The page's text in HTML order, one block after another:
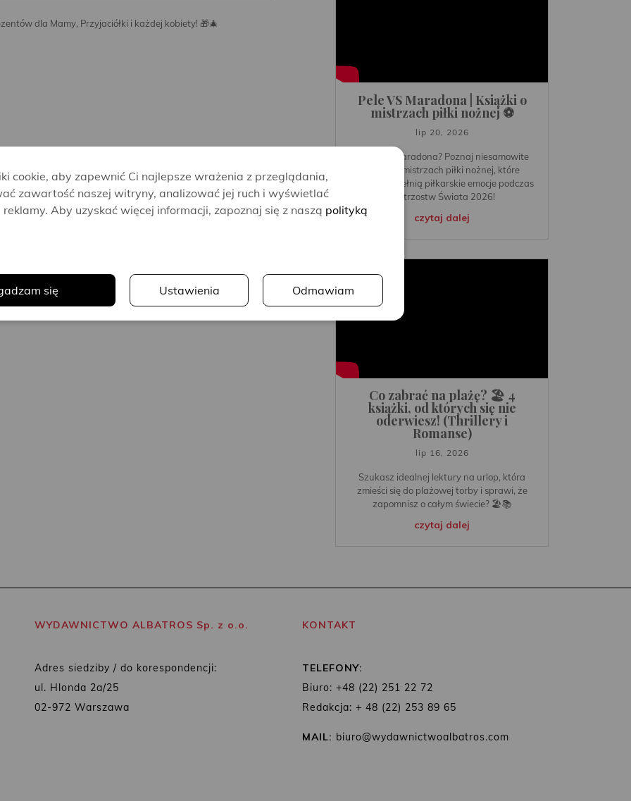
dla Mamy, Przyjaciółki i każdej kobiety! 🎁🎄
Pele VS Maradona | Książki o
mistrzach piłki nożnej ⚽️
lip 20, 2026
⚽️Pele vs Maradona? Poznaj niesamowite
książki o mistrzach piłki nożnej, które
idealnie dopełnią piłkarskie emocje podczas
Mistrzostw Świata 2026!
czytaj dalej
Co zabrać na plażę? 🏖️ 4
książki, od których się nie
oderwiesz! (Thrillery i
Romanse)
lip 16, 2026
Szukasz idealnej lektury na urlop, która
zmieści się do plażowej torby i sprawi, że
zapomnisz o całym świecie? 🏖️📚
czytaj dalej
WYDAWNICTWO ALBATROS Sp. z o.o.
Adres siedziby / do korespondencji:
ul. Hlonda 2a/25
02-972 Warszawa
KONTAKT
TELEFONY:
Biuro: +48 (22) 251 22 72
Redakcja: + 48 (22) 253 89 65
MAIL: biuro@wydawnictwoalbatros.com
cookie, aby zapewnić Ci najlepsze wrażenia z przeglądania,
zawartość naszej witryny, analizować jej ruch i wyświetlać
Aby uzyskać więcej informacji, zapoznaj się z naszą polityką
się Ustawienia Odmawiam